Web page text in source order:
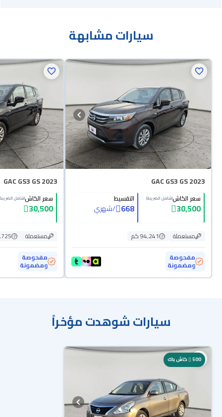
سيارات مشابهة
GAC GS3 GS 2023
سعر الكاش(شامل الضريبة)
30,500
التقسيط
668
/شهري
مستعملة
94,241 كم
مفحوصة
ومضمونة
GAC GS3 GS 2023
سعر الكاش(شامل
30,500
مستعملة
مفحوصة
ومضمونة
سيارات شوهدت مؤخراً
500 كاش باك